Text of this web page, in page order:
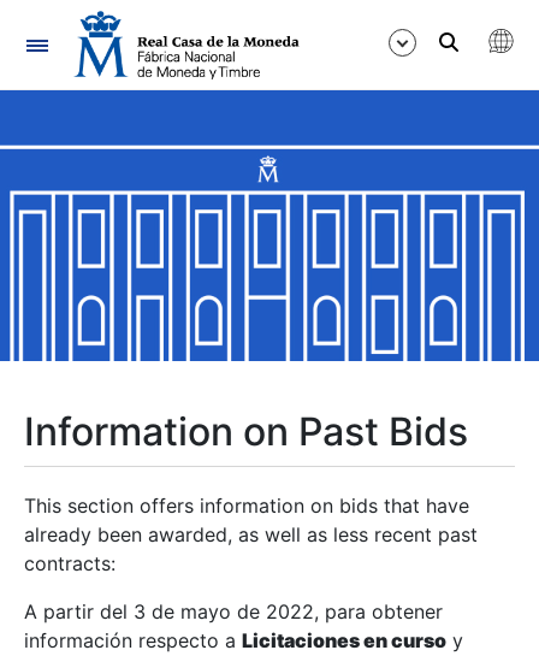
Navigation
Show/Hide
Show/Hide
Show/Hide
Show/Hide
Show/Hide
Information on Past Bids
This section offers information on bids that have
already been awarded, as well as less recent past
contracts:
A partir del 3 de mayo de 2022, para obtener
información respecto a Licitaciones en curso y